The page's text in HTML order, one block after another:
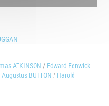
ATKINSON / Edward Fenwick
Augustus BUTTON / Harold